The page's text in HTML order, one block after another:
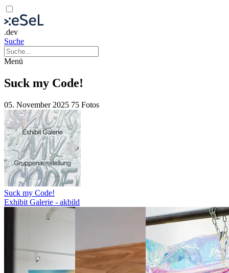
.dev
Suche
Menü
Suck my Code!
05. November 2025 75 Fotos
Suck my Code!
Exhibit Galerie - akbild